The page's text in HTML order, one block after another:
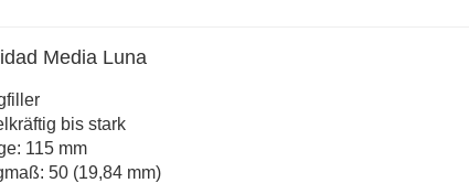
Media Luna
bis stark
115 mm
50 (19,84 mm)